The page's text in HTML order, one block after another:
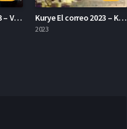
Kurye El correo 2023 – Kurye 1080p Turkce Dublaj izle The Ministry of Ungentlemanly Warfare 2024 – Centilmen Olmayan Savaş Bakanlığı 1080p Turkce Dublaj izle
2024